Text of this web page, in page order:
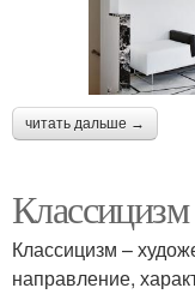
читать дальше →
Классицизм
Классицизм –
направление,